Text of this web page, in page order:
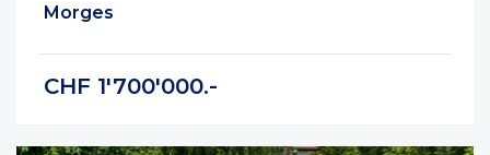
Morges
CHF 1'700'000.-